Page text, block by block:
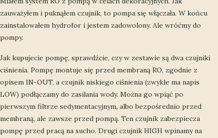
zauważyłem i puknąłem czujnik, to pompa się włączała. W końcu
zainstalowałem hydrofor i jestem zadowolony. Ale wróćmy do
pompy.
Jak kupujecie pompę, sprawdźcie, czy w zestawie są dwa czujniki
ciśnienia. Pompę montuje się przed membraną RO, zgodnie z
opisem IN-OUT, a czujnik niskiego ciśnienia (zwykle ma napis
LOW) podłączamy do zasilania wody. Można go wpiąć po
pierwszym filtrze sedymentacyjnym, albo bezpośrednio przed
membraną, ale zawsze przed pompą. Ten czujnik zabezpiecza
pompę przed pracą na sucho. Drugi czujnik HIGH wpinamy na